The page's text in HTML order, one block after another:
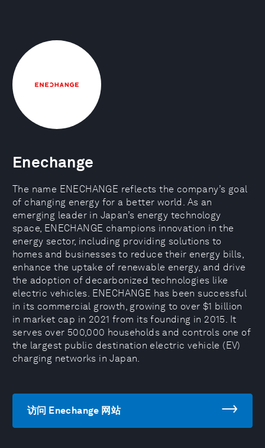
Enechange
The name ENECHANGE reflects the company’s goal
of changing energy for a better world. As an
emerging leader in Japan’s energy technology
space, ENECHANGE champions innovation in the
energy sector, including providing solutions to
homes and businesses to reduce their energy bills,
enhance the uptake of renewable energy, and drive
the adoption of decarbonized technologies like
electric vehicles. ENECHANGE has been successful
in its commercial growth, growing to over $1 billion
in market cap in 2021 from its founding in 2015. It
serves over 500,000 households and controls one of
the largest public destination electric vehicle (EV)
charging networks in Japan.
访问 Enechange 网站